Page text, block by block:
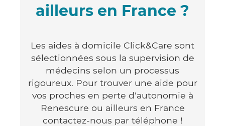
ailleurs en France ?
Les aides à domicile Click&Care sont
sélectionnées sous la supervision de
médecins selon un processus
rigoureux. Pour trouver une aide pour
vos proches en perte d'autonomie à
Renescure ou ailleurs en France
contactez-nous par téléphone !